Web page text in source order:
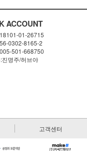
ACCOUNT
01-26715
0302-8165-2
501-668750
진명주/허브야
고객센터